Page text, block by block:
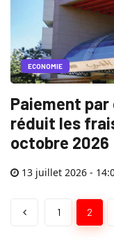
ECONOMIE
Paiement
réduit les
octobre 2026
13 juillet 2026 -
1 2